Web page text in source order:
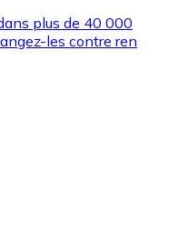
plus de 40 000
les contre ren